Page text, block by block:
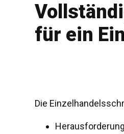
für ein
Die
Herausforderung